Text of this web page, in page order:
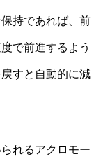
持であれば、前
で前進するよう
すと自動的に減
れるアクロモー